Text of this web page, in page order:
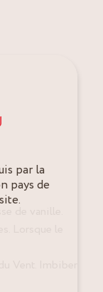
de vanille.
Lorsque le
Vent. Imbiber
par la
pays de